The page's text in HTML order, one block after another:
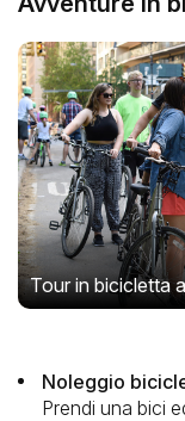
Tour in bicicletta
Noleggio
Prendi una bici